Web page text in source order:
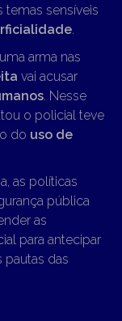
temas sensíveis
.
arma nas
vai acusar
. Nesse
o policial teve
do uso de
as políticas
pública
as
para antecipar
pautas das